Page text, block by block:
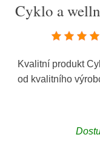
Cyklo a
Kvalitní produkt
od kvalitního